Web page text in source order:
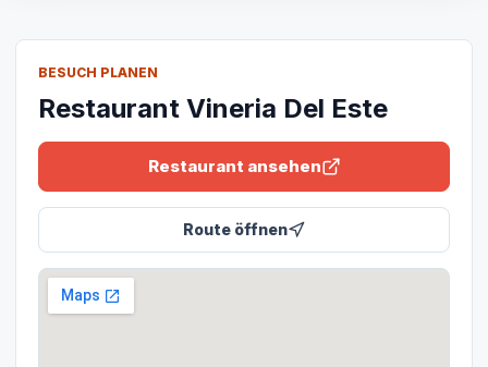
BESUCH PLANEN
Restaurant Vineria Del Este
Restaurant ansehen
Route öffnen